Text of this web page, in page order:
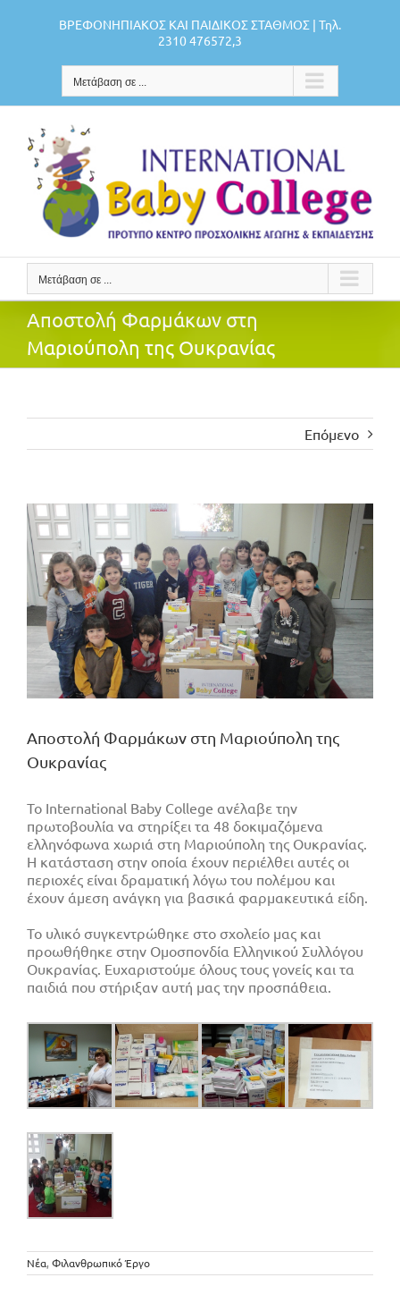
ΒΡΕΦΟΝΗΠΙΑΚΟΣ ΚΑΙ ΠΑΙΔΙΚΟΣ ΣΤΑΘΜΟΣ | Τηλ.
2310 476572,3
Μετάβαση σε ...
Μετάβαση σε ...
Αποστολή Φαρμάκων στη
Μαριούπολη της Ουκρανίας
Επόμενο
Προβολή
μεγαλύτερης
εικόνας
Αποστολή Φαρμάκων στη Μαριούπολη της
Ουκρανίας
Το International Baby College ανέλαβε την
πρωτοβουλία να στηρίξει τα 48 δοκιμαζόμενα
ελληνόφωνα χωριά στη Μαριούπολη της Ουκρανίας.
Η κατάσταση στην οποία έχουν περιέλθει αυτές οι
περιοχές είναι δραματική λόγω του πολέμου και
έχουν άμεση ανάγκη για βασικά φαρμακευτικά είδη.
Το υλικό συγκεντρώθηκε στο σχολείο μας και
προωθήθηκε στην Ομοσπονδία Ελληνικού Συλλόγου
Ουκρανίας. Ευχαριστούμε όλους τους γονείς και τα
παιδιά που στήριξαν αυτή μας την προσπάθεια.
Νέα, Φιλανθρωπικό Έργο